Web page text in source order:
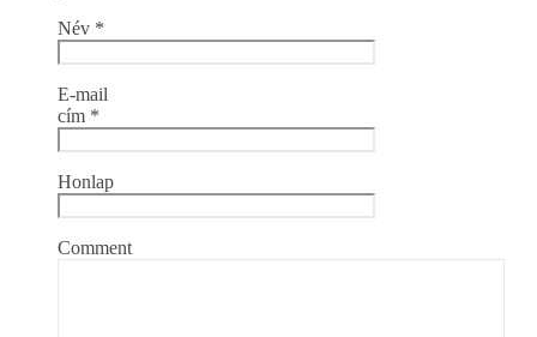
Név *
E-mail
cím *
Honlap
Comment